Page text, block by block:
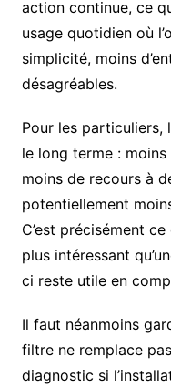
action continue, ce
usage quotidien où
simplicité, moins
désagréables.
Pour les particuliers,
le long terme : moins
moins de recours à
potentiellement
C’est précisément
plus intéressant
ci reste utile en
Il faut néanmoins
filtre ne remplace
diagnostic si